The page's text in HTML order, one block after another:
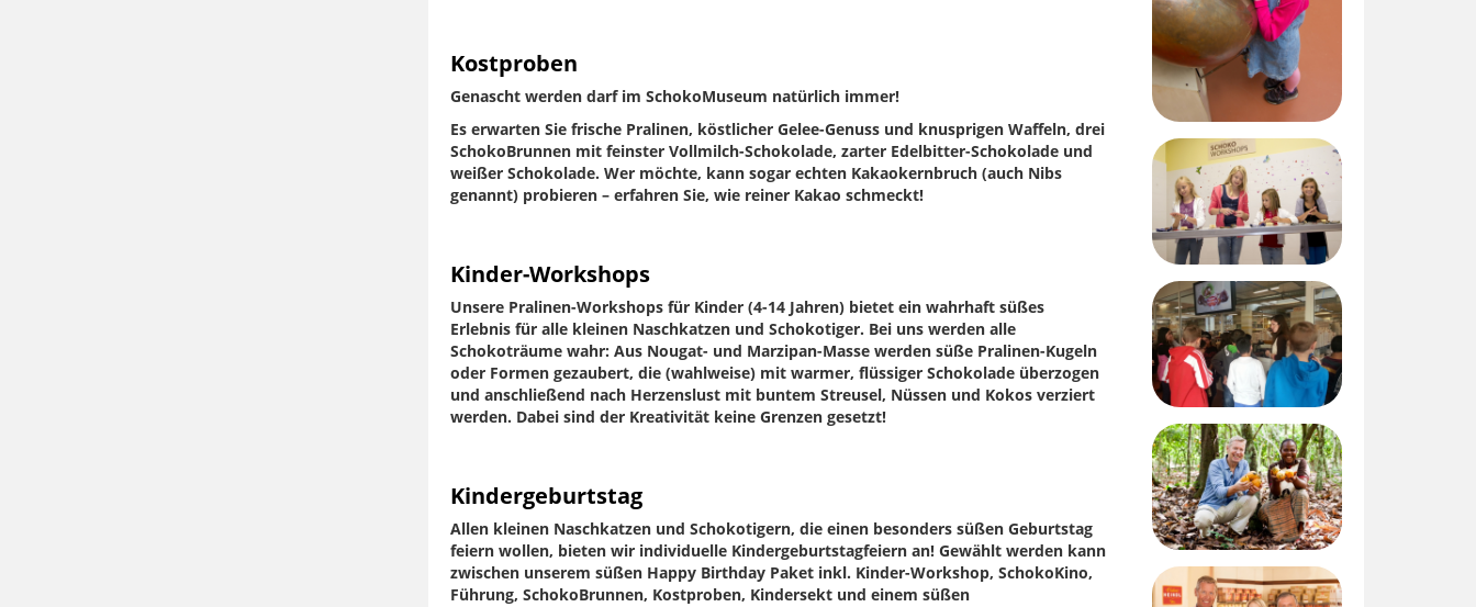
Kostproben
Genascht werden darf im SchokoMuseum natürlich immer!
Es erwarten Sie frische Pralinen, köstlicher Gelee-Genuss und knusprigen Waffeln, drei
SchokoBrunnen mit feinster Vollmilch-Schokolade, zarter Edelbitter-Schokolade und
weißer Schokolade. Wer möchte, kann sogar echten Kakaokernbruch (auch Nibs
genannt) probieren – erfahren Sie, wie reiner Kakao schmeckt!
Kinder-Workshops
Unsere Pralinen-Workshops für Kinder (4-14 Jahren) bietet ein wahrhaft süßes
Erlebnis für alle kleinen Naschkatzen und Schokotiger. Bei uns werden alle
Schokoträume wahr: Aus Nougat- und Marzipan-Masse werden süße Pralinen-Kugeln
oder Formen gezaubert, die (wahlweise) mit warmer, flüssiger Schokolade überzogen
und anschließend nach Herzenslust mit buntem Streusel, Nüssen und Kokos verziert
werden. Dabei sind der Kreativität keine Grenzen gesetzt!
Kindergeburtstag
Allen kleinen Naschkatzen und Schokotigern, die einen besonders süßen Geburtstag
feiern wollen, bieten wir individuelle Kindergeburtstagfeiern an! Gewählt werden kann
zwischen unserem süßen Happy Birthday Paket inkl. Kinder-Workshop, SchokoKino,
Führung, SchokoBrunnen, Kostproben, Kindersekt und einem süßen